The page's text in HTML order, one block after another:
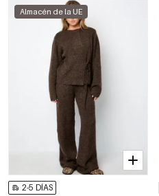
Almacén de la UE
2-5 DÍAS